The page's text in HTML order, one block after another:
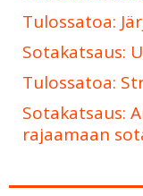
Tulossatoa:
Sotakatsaus:
Tulossatoa:
Sotakatsaus:
rajaamaan